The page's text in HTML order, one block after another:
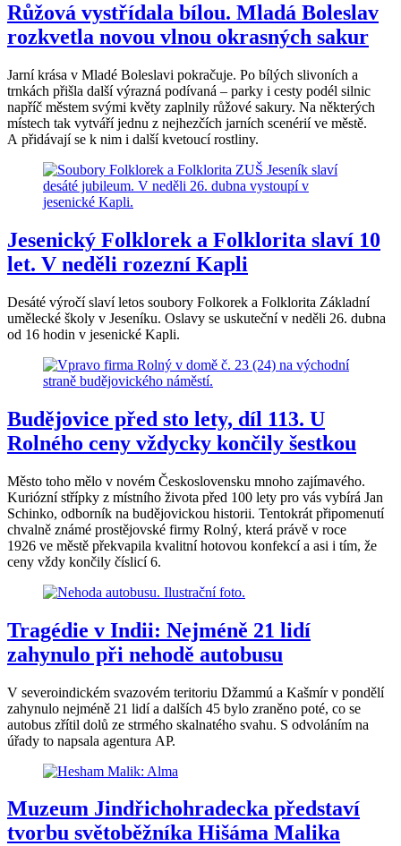
Růžová vystřídala bílou. Mladá Boleslav
rozkvetla novou vlnou okrasných sakur
Jarní krása v Mladé Boleslavi pokračuje. Po bílých slivoních a
trnkách přišla další výrazná podívaná – parky i cesty podél silnic
napříč městem svými květy zaplnily růžové sakury. Na některých
místech tak vytváří jednu z nejhezčích jarních scenérií ve městě.
A přidávají se k nim i další kvetoucí rostliny.
Jesenický Folklorek a Folklorita slaví 10
let. V neděli rozezní Kapli
Desáté výročí slaví letos soubory Folkorek a Folklorita Základní
umělecké školy v Jeseníku. Oslavy se uskuteční v neděli 26. dubna
od 16 hodin v jesenické Kapli.
Budějovice před sto lety, díl 113. U
Rolného ceny vždycky končily šestkou
Město toho mělo v novém Československu mnoho zajímavého.
Kuriózní střípky z místního života před 100 lety pro vás vybírá Jan
Schinko, odborník na budějovickou historii. Tentokrát připomenutí
chvalně známé prostějovské firmy Rolný, která právě v roce
1926 ve městě překvapila kvalitní hotovou konfekcí a asi i tím, že
ceny vždy končily číslicí 6.
Tragédie v Indii: Nejméně 21 lidí
zahynulo při nehodě autobusu
V severoindickém svazovém teritoriu Džammú a Kašmír v pondělí
zahynulo nejméně 21 lidí a dalších 45 bylo zraněno poté, co se
autobus zřítil dolů ze strmého skalnatého svahu. S odvoláním na
úřady to napsala agentura AP.
Muzeum Jindřichohradecka představí
tvorbu světoběžníka Hišáma Malika